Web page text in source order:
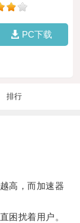
PC下载
排行
高，而加速器
扰着用户。